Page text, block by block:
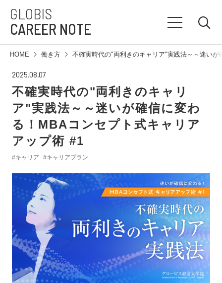
GLOBIS
CAREER NOTE
HOME 働き方 不確実時代の"両利きのキャリア"実践法～～迷い
2025.08.07
不確実時代の"両利きのキャリ
ア"実践法～～迷いが確信に変わ
る！MBAコンセプト式キャリア
アップ術 #1
#キャリア #キャリアプラン